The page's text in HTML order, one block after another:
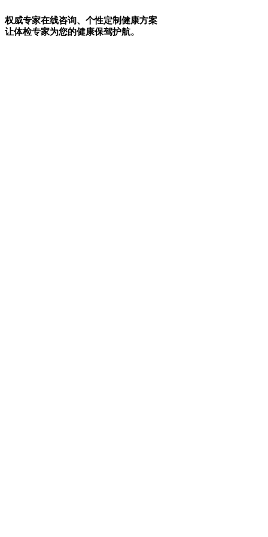
权威专家在线咨询、个性定制健康方案
让体检专家为您的健康保驾护航。